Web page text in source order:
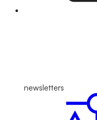
newsletters